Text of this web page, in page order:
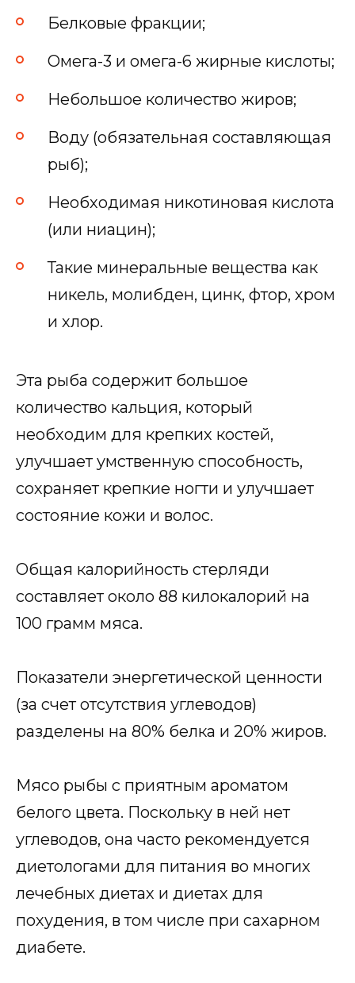
Белковые фракции;
Омега-3 и омега-6 жирные кислоты;
Небольшое количество жиров;
Воду (обязательная составляющая
рыб);
Необходимая никотиновая кислота
(или ниацин);
Такие минеральные вещества как
никель, молибден, цинк, фтор, хром
и хлор.
Эта рыба содержит большое
количество кальция, который
необходим для крепких костей,
улучшает умственную способность,
сохраняет крепкие ногти и улучшает
состояние кожи и волос.
Общая калорийность стерляди
составляет около 88 килокалорий на
100 грамм мяса.
Показатели энергетической ценности
(за счет отсутствия углеводов)
разделены на 80% белка и 20% жиров.
Мясо рыбы с приятным ароматом
белого цвета. Поскольку в ней нет
углеводов, она часто рекомендуется
диетологами для питания во многих
лечебных диетах и диетах для
похудения, в том числе при сахарном
диабете.